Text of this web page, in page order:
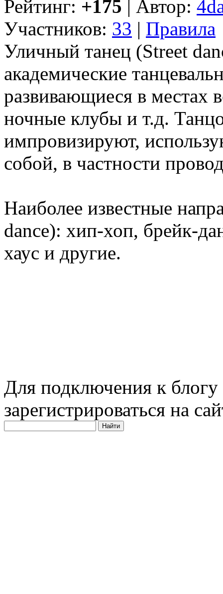
Рейтинг: +175 | Автор:
Участников: 33 | Правила
Уличный танец (Street
академические
развивающиеся в местах
ночные клубы и т.д.
импровизируют,
собой, в частности
Наиболее известные
dance): хип-хоп, брейк-
хаус и другие.
Для подключения к
зарегистрироваться на